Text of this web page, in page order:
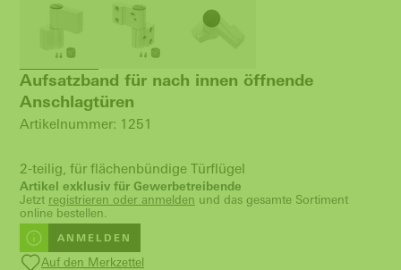
Aufsatzband für nach innen öffnende
Anschlagtüren
Artikelnummer: 1251
2-teilig, für flächenbündige Türflügel
Artikel exklusiv für Gewerbetreibende
Jetzt registrieren oder anmelden und das gesamte Sortiment
online bestellen.
ANMELDEN
Auf den Merkzettel